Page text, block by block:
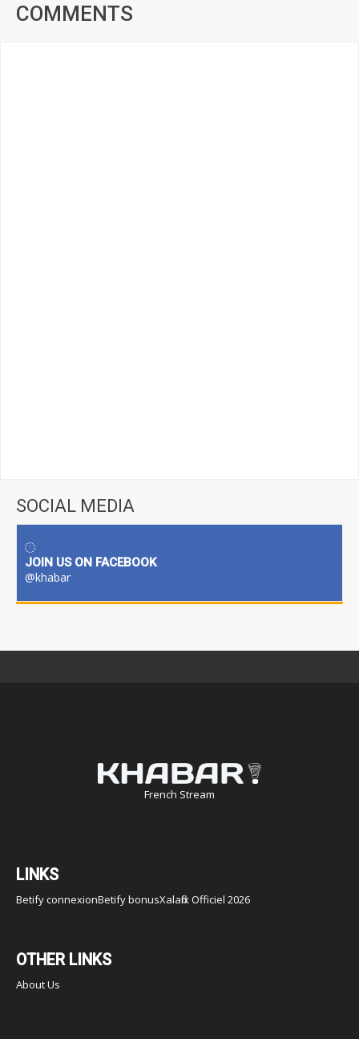
COMMENTS
SOCIAL MEDIA
JOIN US ON FACEBOOK
@khabar
French Stream
LINKS
Betify connexionBetify bonusXalaflix Officiel 2026
OTHER LINKS
About Us